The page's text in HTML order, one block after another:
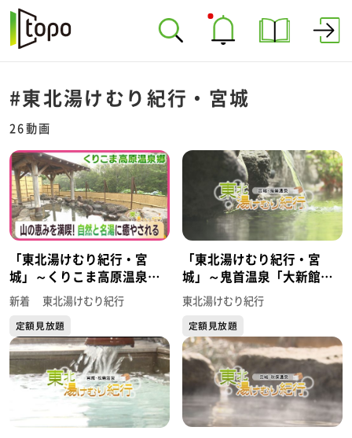
#東北湯けむり紀行・宮城
26動画
「東北湯けむり紀行・宮
城」～くりこま高原温泉郷
「ハイルザーム栗駒」～
新着 東北湯けむり紀行
定額見放題
「東北湯けむり紀行・宮
城」～鬼首温泉「大新館」
～
東北湯けむり紀行
定額見放題